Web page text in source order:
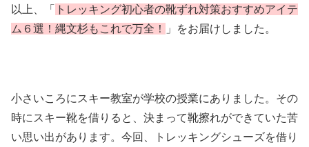
以上、「
トレッキング初心者の靴ずれ対策おすすめアイテ
ム６選！縄文杉もこれで万全！
」をお届けしました。
小さいころにスキー教室が学校の授業にありました。その
時にスキー靴を借りると、決まって靴擦れができていた苦
い思い出があります。今回、トレッキングシューズを借り